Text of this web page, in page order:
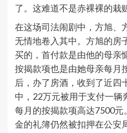
了。这难道不是赤裸裸的栽
在这场司法闹剧中，方旭、
无情地卷入其中。方旭的房
买的，首付款是由他的母亲
按揭款项也是由她母亲每月
后，办了房酒，收到了近四
中，22万元被用于支付一辆
每月的按揭款项高达7500
金的礼簿仍然被扣押在公安